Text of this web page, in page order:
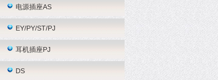
电源插座AS
EY/PY/ST/PJ
耳机插座PJ
DS